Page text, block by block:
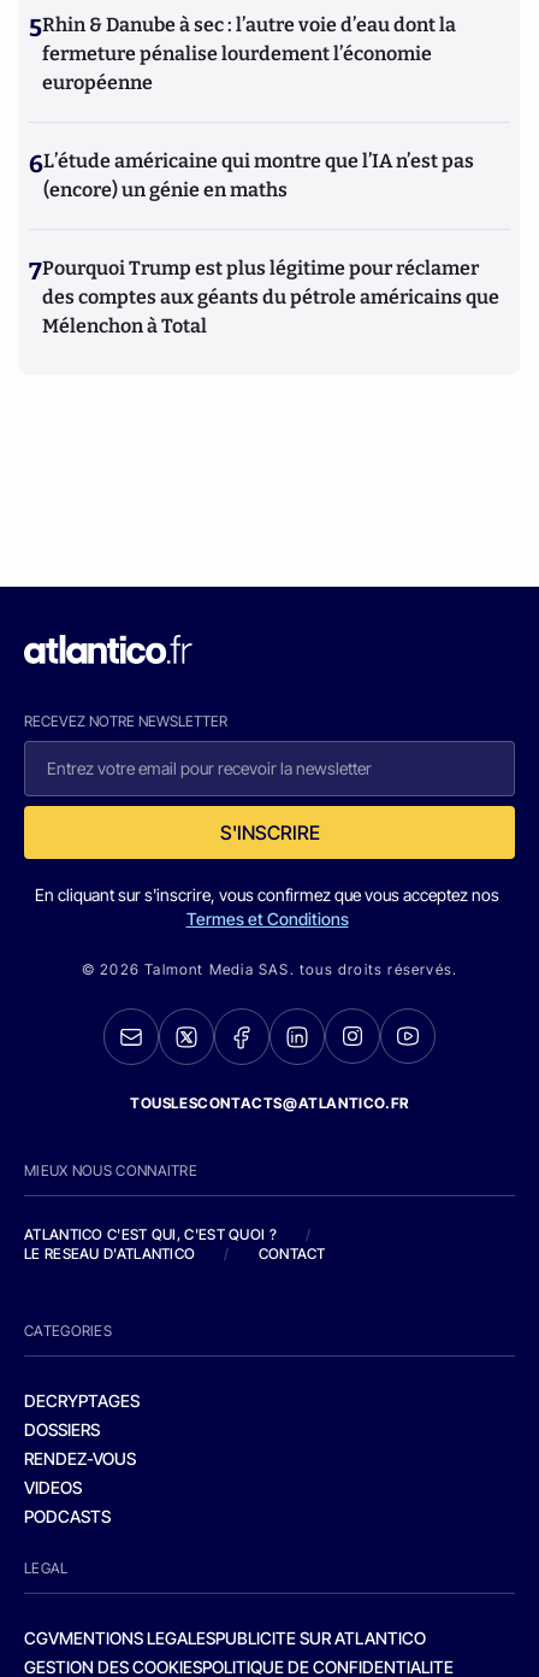
5Rhin & Danube à sec : l’autre voie d’eau dont la
fermeture pénalise lourdement l’économie
européenne
6L’étude américaine qui montre que l’IA n’est pas
(encore) un génie en maths
7Pourquoi Trump est plus légitime pour réclamer
des comptes aux géants du pétrole américains que
Mélenchon à Total
RECEVEZ NOTRE NEWSLETTER
S'INSCRIRE
En cliquant sur s'inscrire, vous confirmez que vous acceptez nos
Termes et Conditions
© 2026 Talmont Media SAS. tous droits réservés.
TOUSLESCONTACTS@ATLANTICO.FR
MIEUX NOUS CONNAITRE
ATLANTICO C'EST QUI, C'EST QUOI ?
/
LE RESEAU D'ATLANTICO
/ CONTACT
CATEGORIES
DECRYPTAGES
DOSSIERS
RENDEZ-VOUS
VIDEOS
PODCASTS
LEGAL
CGVMENTIONS LEGALESPUBLICITE SUR ATLANTICO
GESTION DES COOKIESPOLITIQUE DE CONFIDENTIALITE